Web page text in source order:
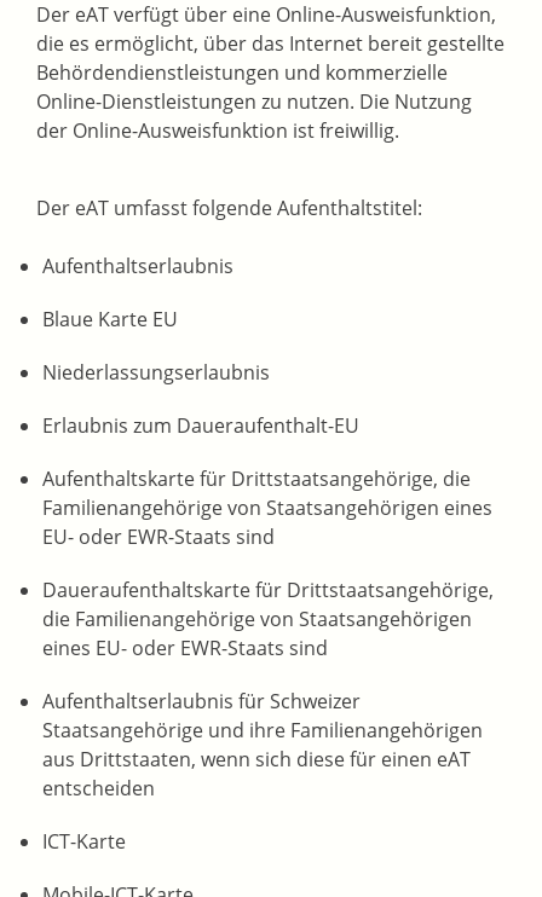
Der eAT verfügt über eine Online-Ausweisfunktion,
die es ermöglicht, über das Internet bereit gestellte
Behördendienstleistungen und kommerzielle
Online-Dienstleistungen zu nutzen. Die Nutzung
der Online-Ausweisfunktion ist freiwillig.
Der eAT umfasst folgende Aufenthaltstitel:
Aufenthaltserlaubnis
Blaue Karte EU
Niederlassungserlaubnis
Erlaubnis zum Daueraufenthalt-EU
Aufenthaltskarte für Drittstaatsangehörige, die
Familienangehörige von Staatsangehörigen eines
EU- oder EWR-Staats sind
Daueraufenthaltskarte für Drittstaatsangehörige,
die Familienangehörige von Staatsangehörigen
eines EU- oder EWR-Staats sind
Aufenthaltserlaubnis für Schweizer
Staatsangehörige und ihre Familienangehörigen
aus Drittstaaten, wenn sich diese für einen eAT
entscheiden
ICT-Karte